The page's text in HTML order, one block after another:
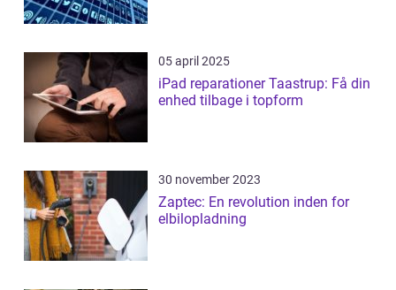
05 april 2025
iPad reparationer Taastrup: Få din
enhed tilbage i topform
30 november 2023
Zaptec: En revolution inden for
elbilopladning